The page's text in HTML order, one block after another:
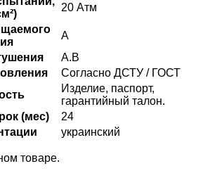
20 Атм
А
А.В
Согласно ДСТУ / ГОСТ
Изделие, паспорт,
гарантийный талон.
(мес)
24
украинский
товаре.